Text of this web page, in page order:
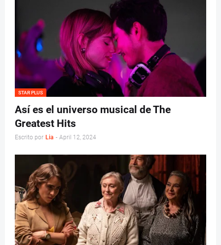
STAR PLUS
Así es el universo musical de The
Greatest Hits
Escrito por Lia - April 12, 2024